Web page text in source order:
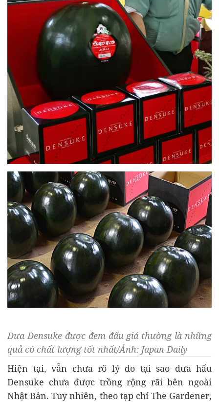
Dưa Densuke được đem đấu giá thường là những
quả có chất lượng tốt nhất/Ảnh: Japan Daily
Hiện tại, vẫn chưa rõ lý do tại sao dưa hấu
Densuke chưa được trồng rộng rãi bên ngoài
Nhật Bản. Tuy nhiên, theo tạp chí The Gardener,